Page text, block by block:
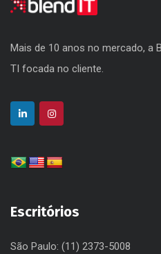
Mais de 10 anos no mercado, a
TI focada no cliente.
Escritórios
São Paulo: (11) 2373-5008